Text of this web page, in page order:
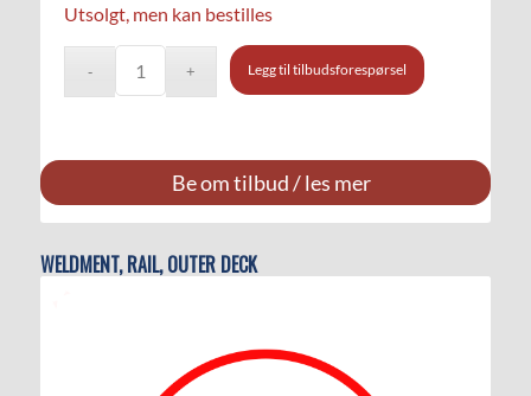
Utsolgt, men kan bestilles
Legg til tilbudsforespørsel
Be om tilbud / les mer
WELDMENT, RAIL, OUTER DECK